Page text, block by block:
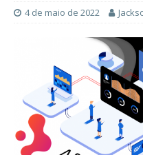
4 de maio de 2022